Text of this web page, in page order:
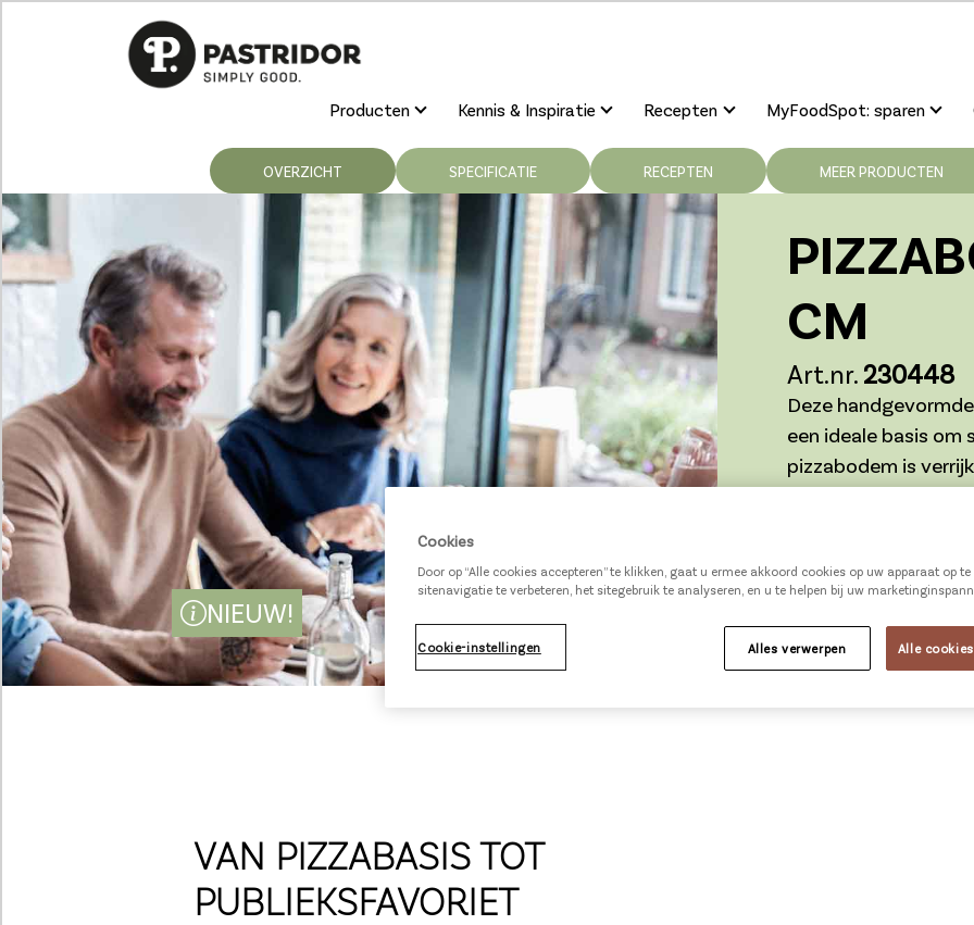
Producten Kennis & Inspiratie Recepten MyFoodSpot: sparen
OVERZICHT SPECIFICATIE RECEPTEN MEER PRODUCTEN
NIEUW!
CM
Art.nr. 230448
Deze
een ideale basis om
pizzabodem is
met mozzarella
VAN PIZZABASIS TOT
PUBLIEKSFAVORIET
Cookies
Door op “Alle cookies accepteren” te klikken, gaat u ermee akkoord cookies op uw apparaat op
sitenavigatie te verbeteren, het sitegebruik te analyseren, en u te helpen bij uw
Cookie-instellingen Alles verwerpen Alle